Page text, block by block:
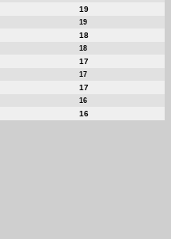
19
19
18
18
17
17
17
16
16